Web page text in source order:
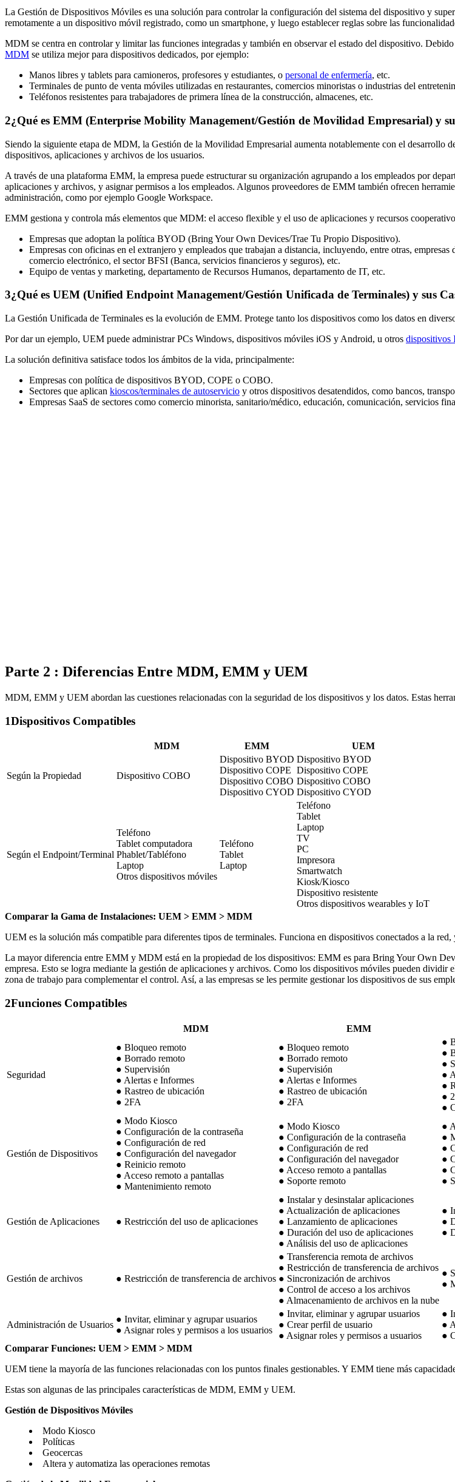
La Gestión de Dispositivos Móviles es una solución para controlar la configuración del sistema del dispositivo y
remotamente a un dispositivo móvil registrado, como un smartphone, y luego establecer reglas sobre las
MDM se centra en controlar y limitar las funciones integradas y también en observar el estado del dispositivo.
MDM se utiliza mejor para dispositivos dedicados, por ejemplo:
Manos libres y tablets para camioneros, profesores y estudiantes, o personal de enfermería, etc.
Terminales de punto de venta móviles utilizadas en restaurantes, comercios minoristas o industrias del
Teléfonos resistentes para trabajadores de primera línea de la construcción, almacenes, etc.
2¿Qué es EMM (Enterprise Mobility Management/Gestión de Movilidad Empresarial) y
Siendo la siguiente etapa de MDM, la Gestión de la Movilidad Empresarial aumenta notablemente con el desarrollo
dispositivos, aplicaciones y archivos de los usuarios.
A través de una plataforma EMM, la empresa puede estructurar su organización agrupando a los empleados por
aplicaciones y archivos, y asignar permisos a los empleados. Algunos proveedores de EMM también ofrecen
administración, como por ejemplo Google Workspace.
EMM gestiona y controla más elementos que MDM: el acceso flexible y el uso de aplicaciones y recursos
Empresas que adoptan la política BYOD (Bring Your Own Devices/Trae Tu Propio Dispositivo).
Empresas con oficinas en el extranjero y empleados que trabajan a distancia, incluyendo, entre otras,
comercio electrónico, el sector BFSI (Banca, servicios financieros y seguros), etc.
Equipo de ventas y marketing, departamento de Recursos Humanos, departamento de IT, etc.
3¿Qué es UEM (Unified Endpoint Management/Gestión Unificada de Terminales) y sus
La Gestión Unificada de Terminales es la evolución de EMM. Protege tanto los dispositivos como los datos en
Por dar un ejemplo, UEM puede administrar PCs Windows, dispositivos móviles iOS y Android, u otros dispositivos
La solución definitiva satisface todos los ámbitos de la vida, principalmente:
Empresas con política de dispositivos BYOD, COPE o COBO.
Sectores que aplican kioscos/terminales de autoservicio y otros dispositivos desatendidos, como bancos,
Empresas SaaS de sectores como comercio minorista, sanitario/médico, educación, comunicación, servicios
Parte 2 : Diferencias Entre MDM, EMM y UEM
MDM, EMM y UEM abordan las cuestiones relacionadas con la seguridad de los dispositivos y los datos. Estas
1Dispositivos Compatibles
MDM EMM UEM
Según la Propiedad Dispositivo COBO
Dispositivo BYOD
Dispositivo COPE
Dispositivo COBO
Dispositivo CYOD
Dispositivo BYOD
Dispositivo COPE
Dispositivo COBO
Dispositivo CYOD
Según el Endpoint/Terminal
Teléfono
Tablet computadora
Phablet/Tabléfono
Laptop
Otros dispositivos móviles
Teléfono
Tablet
Laptop
Teléfono
Tablet
Laptop
TV
PC
Impresora
Smartwatch
Kiosk/Kiosco
Dispositivo resistente
Otros dispositivos wearables y IoT
Comparar la Gama de Instalaciones: UEM > EMM > MDM
UEM es la solución más compatible para diferentes tipos de terminales. Funciona en dispositivos conectados a la red,
La mayor diferencia entre EMM y MDM está en la propiedad de los dispositivos: EMM es para Bring Your Own
empresa. Esto se logra mediante la gestión de aplicaciones y archivos. Como los dispositivos móviles pueden
zona de trabajo para complementar el control. Así, a las empresas se les permite gestionar los dispositivos de sus
2Funciones Compatibles
MDM EMM
Seguridad
● Bloqueo remoto
● Borrado remoto
● Supervisión
● Alertas e Informes
● Rastreo de ubicación
● 2FA
● Bloqueo remoto
● Borrado remoto
● Supervisión
● Alertas e Informes
● Rastreo de ubicación
● 2FA
●
●
●
●
●
●
●
Gestión de Dispositivos
● Modo Kiosco
● Configuración de la contraseña
● Configuración de red
● Configuración del navegador
● Reinicio remoto
● Acceso remoto a pantallas
● Mantenimiento remoto
● Modo Kiosco
● Configuración de la contraseña
● Configuración de red
● Configuración del navegador
● Acceso remoto a pantallas
● Soporte remoto
●
●
●
●
●
●
Gestión de Aplicaciones ● Restricción del uso de aplicaciones
● Instalar y desinstalar aplicaciones
● Actualización de aplicaciones
● Lanzamiento de aplicaciones
● Duración del uso de aplicaciones
● Análisis del uso de aplicaciones
●
●
●
Gestión de archivos ● Restricción de transferencia de archivos
● Transferencia remota de archivos
● Restricción de transferencia de archivos
● Sincronización de archivos
● Control de acceso a los archivos
● Almacenamiento de archivos en la nube
●
●
Administración de Usuarios
● Invitar, eliminar y agrupar usuarios
● Asignar roles y permisos a los usuarios
● Invitar, eliminar y agrupar usuarios
● Crear perfil de usuario
● Asignar roles y permisos a usuarios
●
●
●
Comparar Funciones: UEM > EMM > MDM
UEM tiene la mayoría de las funciones relacionadas con los puntos finales gestionables. Y EMM tiene más
Estas son algunas de las principales características de MDM, EMM y UEM.
Gestión de Dispositivos Móviles
Modo Kiosco
Políticas
Geocercas
Altera y automatiza las operaciones remotas